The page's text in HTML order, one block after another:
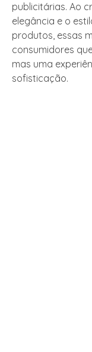
publicitárias. Ao
elegância e o
produtos, essas
consumidores
mas uma
sofisticação.